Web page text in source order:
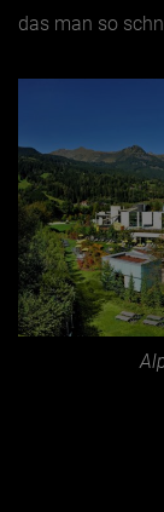
das man so